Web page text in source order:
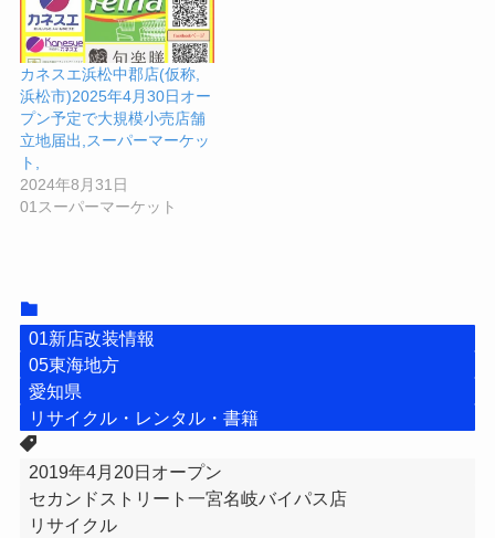
カネスエ浜松中郡店(仮称,
浜松市)2025年4月30日オー
プン予定で大規模小売店舗
立地届出,スーパーマーケッ
ト,
2024年8月31日
01スーパーマーケット
01新店改装情報
05東海地方
愛知県
リサイクル・レンタル・書籍
2019年4月20日オープン
セカンドストリート一宮名岐バイパス店
リサイクル